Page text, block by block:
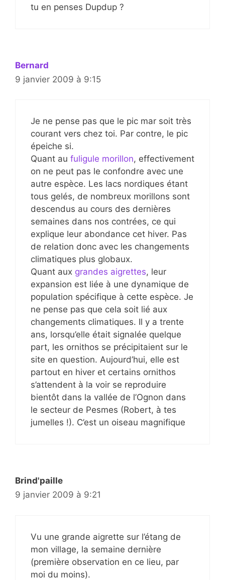
tu en penses Dupdup ?
Bernard
9 janvier 2009 à 9:15
Je ne pense pas que le pic mar soit très
courant vers chez toi. Par contre, le pic
épeiche si.
Quant au fuligule morillon, effectivement
on ne peut pas le confondre avec une
autre espèce. Les lacs nordiques étant
tous gelés, de nombreux morillons sont
descendus au cours des dernières
semaines dans nos contrées, ce qui
explique leur abondance cet hiver. Pas
de relation donc avec les changements
climatiques plus globaux.
Quant aux grandes aigrettes, leur
expansion est liée à une dynamique de
population spécifique à cette espèce. Je
ne pense pas que cela soit lié aux
changements climatiques. Il y a trente
ans, lorsqu’elle était signalée quelque
part, les ornithos se précipitaient sur le
site en question. Aujourd’hui, elle est
partout en hiver et certains ornithos
s’attendent à la voir se reproduire
bientôt dans la vallée de l’Ognon dans
le secteur de Pesmes (Robert, à tes
jumelles !). C’est un oiseau magnifique
Brind'paille
9 janvier 2009 à 9:21
Vu une grande aigrette sur l’étang de
mon village, la semaine dernière
(première observation en ce lieu, par
moi du moins).